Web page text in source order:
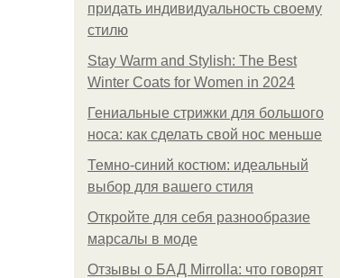
придать индивидуальность своему
стилю
Stay Warm and Stylish: The Best
Winter Coats for Women in 2024
Гениальные стрижки для большого
носа: как сделать свой нос меньше
Темно-синий костюм: идеальный
выбор для вашего стиля
Откройте для себя разнообразие
марсалы в моде
Отзывы о БАД Mirrolla: что говорят